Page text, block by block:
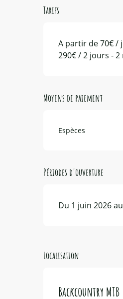
Tarifs
A partir de 70€ /
290€ / 2 jours -
Moyens de paiement
Espèces
Périodes d'ouverture
Du 1 juin 2026
Localisation
Backcountry MTB